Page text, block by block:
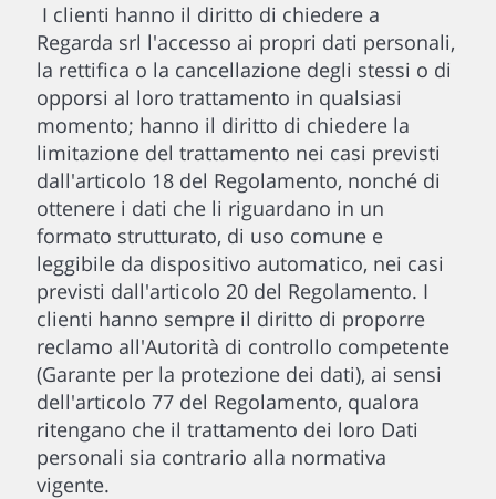
I clienti hanno il diritto di chiedere a
Regarda srl l'accesso ai propri dati personali,
la rettifica o la cancellazione degli stessi o di
opporsi al loro trattamento in qualsiasi
momento; hanno il diritto di chiedere la
limitazione del trattamento nei casi previsti
dall'articolo 18 del Regolamento, nonché di
ottenere i dati che li riguardano in un
formato strutturato, di uso comune e
leggibile da dispositivo automatico, nei casi
previsti dall'articolo 20 del Regolamento. I
clienti hanno sempre il diritto di proporre
reclamo all'Autorità di controllo competente
(Garante per la protezione dei dati), ai sensi
dell'articolo 77 del Regolamento, qualora
ritengano che il trattamento dei loro Dati
personali sia contrario alla normativa
vigente.